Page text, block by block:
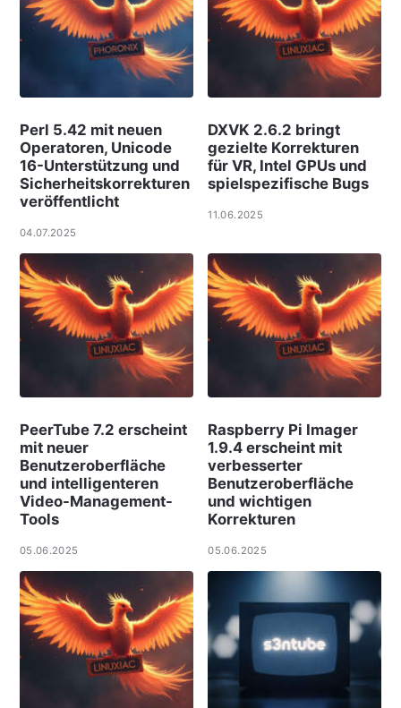
Perl 5.42 mit neuen
Operatoren, Unicode
16-Unterstützung und
Sicherheitskorrekturen
veröffentlicht
04.07.2025
DXVK 2.6.2 bringt
gezielte Korrekturen
für VR, Intel GPUs und
spielspezifische Bugs
11.06.2025
PeerTube 7.2 erscheint
mit neuer
Benutzeroberfläche
und intelligenteren
Video-Management-
Tools
05.06.2025
Raspberry Pi Imager
1.9.4 erscheint mit
verbesserter
Benutzeroberfläche
und wichtigen
Korrekturen
05.06.2025